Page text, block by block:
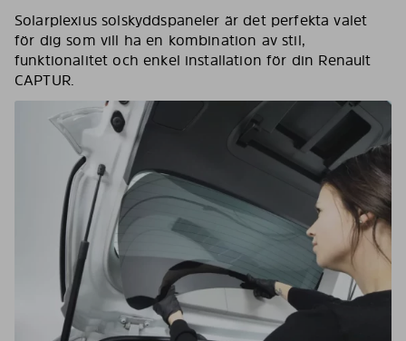
Solarplexius solskyddspaneler är det perfekta valet
för dig som vill ha en kombination av stil,
funktionalitet och enkel installation för din Renault
CAPTUR.